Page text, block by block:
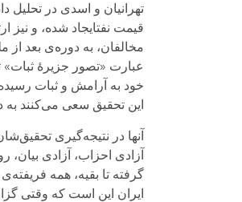
قیمت نفتایجاد شده، و
عبارت «تصور جزیرۀ
خود به آرامش و ثبات
این تحقیق سعی می‌کنند به
آنها در نتیجه‌گیری
گرفته تا بقیه، همه
ایران این است که وقتی